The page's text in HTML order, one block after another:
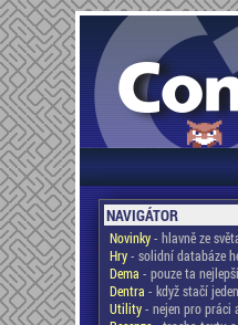
NAVIGÁTOR
Novinky- hlavně ze
Hry- solidní databáze
Dema - pouze ta nejlepší
Dentra - když stačí
Utility- nejen pro práci